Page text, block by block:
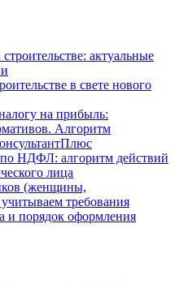
актуальные
в свете нового
на прибыль:
Алгоритм
НДФЛ: алгоритм действий
лица
(женщины,
требования
и порядок оформления